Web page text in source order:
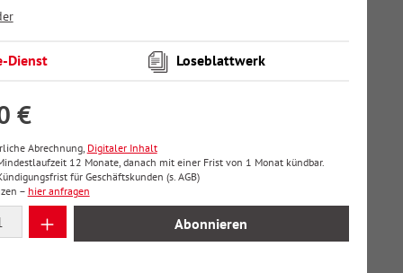
Dienst Loseblattwerk
€
Abrechnung, Digitaler Inhalt
12 Monate, danach mit einer Frist von 1 Monat kündbar.
für Geschäftskunden (s. AGB)
– hier anfragen
Anzahl: Gib den gewünschten Wert ein
Abonnieren